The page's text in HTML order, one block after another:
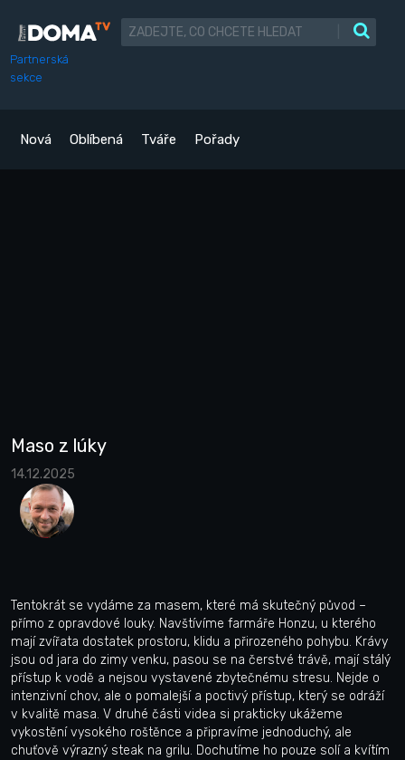
Partnerská
sekce
Nová Oblíbená Tváře Pořady
Maso z lúky
14.12.2025
Tentokrát se vydáme za masem, které má skutečný původ –
přímo z opravdové louky. Navštívíme farmáře Honzu, u kterého
mají zvířata dostatek prostoru, klidu a přirozeného pohybu. Krávy
jsou od jara do zimy venku, pasou se na čerstvé trávě, mají stálý
přístup k vodě a nejsou vystavené zbytečnému stresu. Nejde o
intenzivní chov, ale o pomalejší a poctivý přístup, který se odráží
v kvalitě masa. V druhé části videa si prakticky ukážeme
vykostění vysokého roštěnce a připravíme jednoduchý, ale
chuťově výrazný steak na grilu. Dochutíme ho pouze solí a kvítím